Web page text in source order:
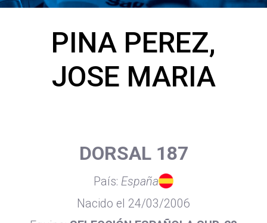
PINA PEREZ,
JOSE MARIA
DORSAL 187
País: España
Nacido el 24/03/2006